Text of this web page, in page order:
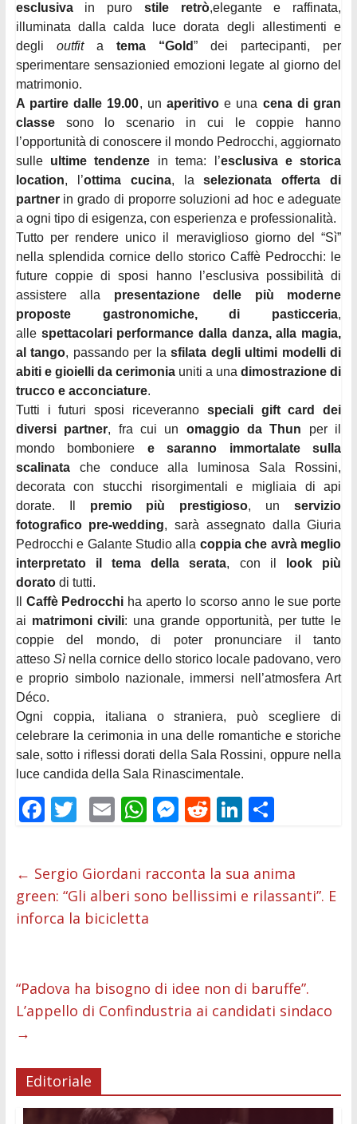
esclusivain puro stile retrò,elegante e raffinata,
illuminata dalla calda luce dorata degli allestimenti e
degli outfita tema “Gold” dei partecipanti, per
sperimentare sensazionied emozioni legate al giorno del
matrimonio.
A partire dalle 19.00, un aperitivo e una cena di gran
classesono lo scenario in cui le coppie hanno
l’opportunità di conoscere il mondo Pedrocchi, aggiornato
sulle ultime tendenze in tema: l’esclusiva e storica
location, l’ottima cucina, laselezionata offerta di
partnerin grado di proporre soluzioni ad hoc e adeguate
a ogni tipo di esigenza, con esperienza e professionalità.
Tutto per rendere unico il meraviglioso giorno del “Sì”
nella splendida cornice dello storico Caffè Pedrocchi: le
future coppie di sposi hanno l’esclusiva possibilità di
assistere alla presentazione delle più moderne
proposte gastronomiche, di pasticceria,
alle spettacolari performance dalla danza, alla magia,
al tango, passando per lasfilata degli ultimi modelli di
abiti e gioielli da cerimoniauniti a unadimostrazione di
trucco e acconciature.
Tutti i futuri sposi riceveranno speciali gift card dei
diversi partner, fra cui un omaggio da Thun per il
mondo bomboniere e saranno immortalate sulla
scalinatache conduce alla luminosa Sala Rossini,
decorata con stucchi risorgimentali e migliaia di api
dorate. Il premio più prestigioso, unservizio
fotografico pre-wedding, sarà assegnato dalla Giuria
Pedrocchi e Galante Studio alla coppia che avrà meglio
interpretato il tema della serata, con il
look più
doratodi tutti.
Caffè Pedrocchi ha aperto lo scorso anno le sue porte
ai matrimoni civili: una grande opportunità, per tutte le
coppie del mondo, di poter pronunciare il tanto
atteso Sìnella cornice dello storico locale padovano, vero
e proprio simbolo nazionale, immersi nell’atmosfera Art
Déco.
Ogni coppia, italiana o straniera, può scegliere di
celebrare la cerimonia in una delle romantiche e storiche
sale, sotto i riflessi dorati della Sala Rossini, oppure nella
luce candida della Sala Rinascimentale.
F
b
o
T
itt
er
E
ai
l
W
s
A
M
ss
e
n
R
d
di
t
Li
e
dI
C
di
vi
← Sergio Giordani racconta la sua anima
green: “Gli alberi sono bellissimi e rilassanti”. E
inforca la bicicletta
“Padova ha bisogno di idee non di baruffe”.
L’appello di Confindustria ai candidati sindaco
→
Editoriale